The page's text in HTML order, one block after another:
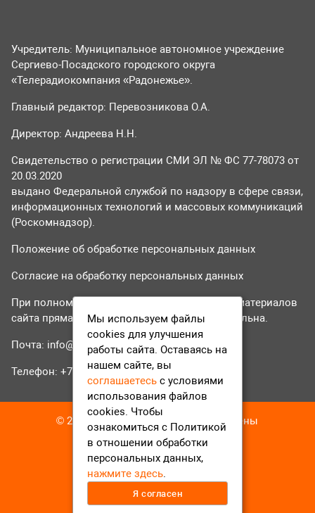
Учредитель: Муниципальное автономное учреждение
Сергиево-Посадского городского округа
«Телерадиокомпания «Радонежье».
Главный редактор: Перевозникова О.А.
Директор: Андреева Н.Н.
Свидетельство о регистрации СМИ ЭЛ № ФС 77-78073 от
20.03.2020
выдано Федеральной службой по надзору в сфере связи,
информационных технологий и массовых коммуникаций
(Роскомнадзор).
Положение об обработке персональных данных
Согласие на обработку персональных данных
При полном или частичном использовании материалов
сайта прямая гиперссылка на tvr24.tv обязательна.
Почта: info@tvr24.tv
Телефон: +7 (496) 551-04-95
© 2016-2023 ТВР24 Все права защищены
Мы используем файлы
cookies для улучшения
работы сайта. Оставаясь на
нашем сайте, вы
соглашаетесь с условиями
использования файлов
cookies. Чтобы
ознакомиться с Политикой
в отношении обработки
персональных данных,
нажмите здесь.
Я согласен